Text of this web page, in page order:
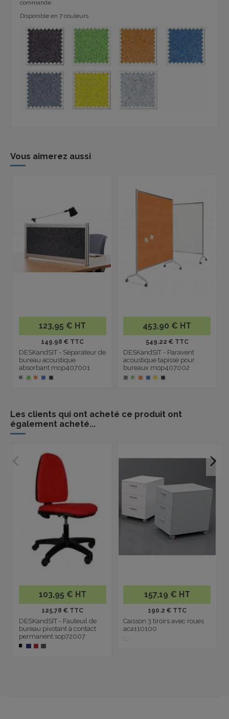
commande.
Disponible en 7 couleurs.
Vous aimerez aussi
123,95 € HT
149.98 € TTC
DESKandSIT - Séparateur de
bureau acoustique
absorbant mop407001
453,90 € HT
549.22 € TTC
DESKandSIT - Paravent
acoustique tapissé pour
bureaux mop407002
Les clients qui ont acheté ce produit ont
également acheté...
103,95 € HT
125.78 € TTC
DESKandSIT - Fauteuil de
bureau pivotant à contact
permanent sop72007
157,19 € HT
190.2 € TTC
Caisson 3 tiroirs avec roues
aca110100